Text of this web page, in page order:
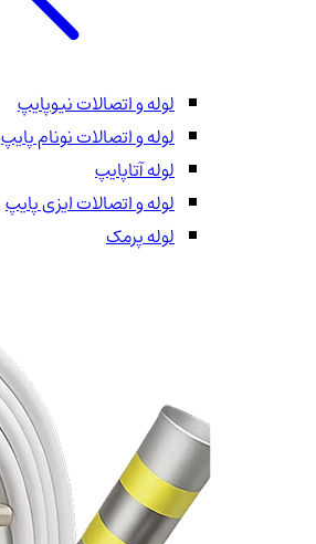
لوله و اتصالات نیوپایپ
لوله و اتصالات نونام پایپ
لوله آتاپایپ
لوله و اتصالات ایزی پایپ
لوله پرمک